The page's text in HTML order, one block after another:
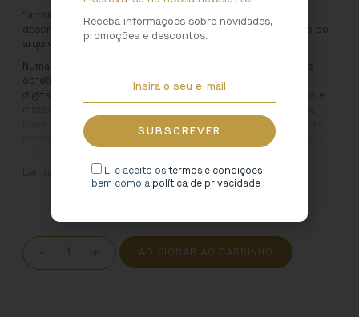
“arquiv@: objetivos, conceitos, conceção e produção”
descreve pormenorizadamente o processo de construção do
arquivo “online” da Direção Regional de Cultura do Norte.
Numa lógica de partilha de experiências, são abordados os
objetivos, enquadramento legal, avaliação documental,
digitalização, descrição, estrutura organizacional, critérios e
base da desmaterialização e partilha pública de um dos mais
incontornáveis arquivos para o conhecimento do Património
Ler mais
- + ADICIONAR AO CARRINHO
Receba informações sobre novidades,
promoções e descontos.
Li e aceito ostermos e condições
bem como a política de privacidade